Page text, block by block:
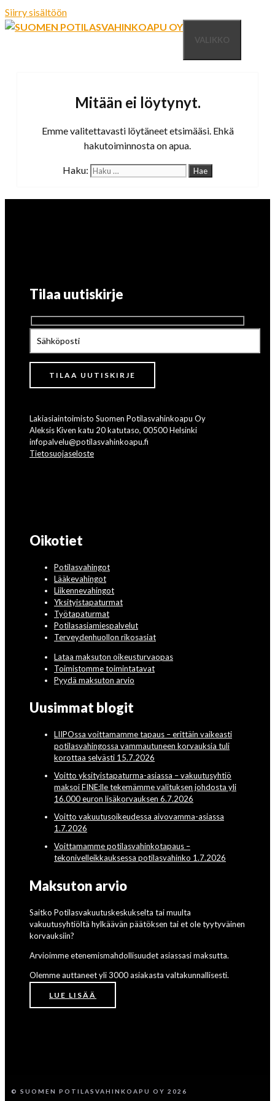
Siirry sisältöön
VALIKKO
Mitään ei löytynyt.
Emme valitettavasti löytäneet etsimääsi. Ehkä
hakutoiminnosta on apua.
Haku:
Tilaa uutiskirje
Lakiasiaintoimisto Suomen Potilasvahinkoapu Oy
Aleksis Kiven katu 20 katutaso, 00500 Helsinki
infopalvelu@potilasvahinkoapu.fi
Tietosuojaseloste
Oikotiet
Potilasvahingot
Lääkevahingot
Liikennevahingot
Yksityistapaturmat
Työtapaturmat
Potilasasiamiespalvelut
Terveydenhuollon rikosasiat
Lataa maksuton oikeusturvaopas
Toimistomme toimintatavat
Pyydä maksuton arvio
Uusimmat blogit
LIIPOssa voittamamme tapaus – erittäin vaikeasti
potilasvahingossa vammautuneen korvauksia tuli
korottaa selvästi 15.7.2026
Voitto yksityistapaturma-asiassa – vakuutusyhtiö
maksoi FINE:lle tekemämme valituksen johdosta yli
16.000 euron lisäkorvauksen 6.7.2026
Voitto vakuutusoikeudessa aivovamma-asiassa
1.7.2026
Voittamamme potilasvahinkotapaus –
tekonivelleikkauksessa potilasvahinko 1.7.2026
Maksuton arvio
Saitko Potilasvakuutuskeskukselta tai muulta
vakuutusyhtiöltä hylkäävän päätöksen tai et ole tyytyväinen
korvauksiin?
Arvioimme etenemismahdollisuudet asiassasi maksutta.
Olemme auttaneet yli 3000 asiakasta valtakunnallisesti.
LUE LISÄÄ
© SUOMEN POTILASVAHINKOAPU OY 2026